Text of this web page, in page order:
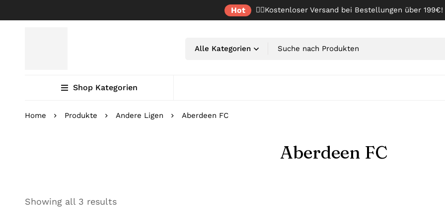
Hot ✌🏼Kostenloser Versand bei Bestellungen über 199€!
Shop Kategorien
Home Produkte Andere Ligen Aberdeen FC
Aberdeen FC
Showing all 3 results